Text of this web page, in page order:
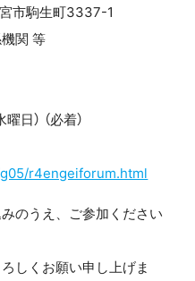
市駒生町3337-1
関 等
日） （必着）
r4engeiforum.html
のうえ、ご参加ください
しくお願い申し上げま